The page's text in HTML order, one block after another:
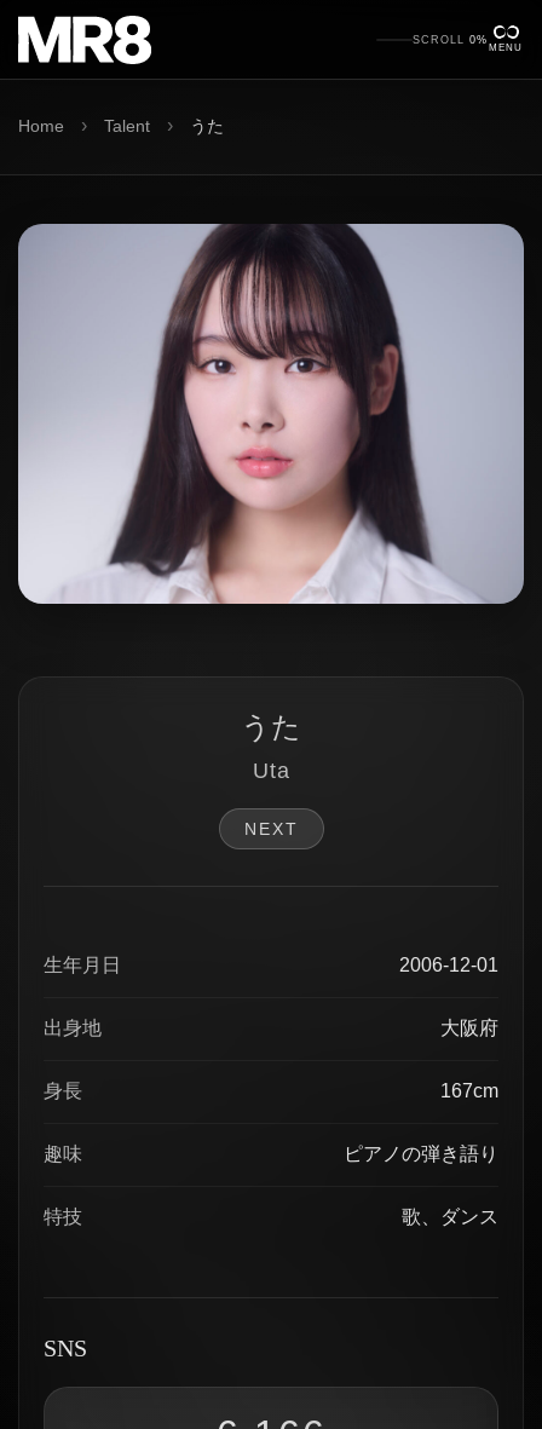
SCROLL 0%
MENU
Home › Talent › うた
うた
Uta
NEXT
生年月日 2006-12-01
出身地 大阪府
身長 167cm
趣味 ピアノの弾き語り
特技 歌、ダンス
SNS